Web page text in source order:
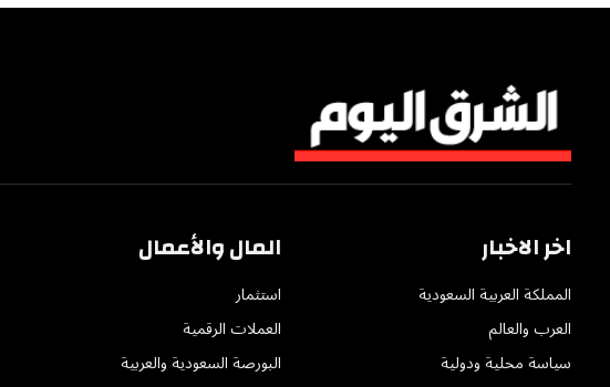
اخر الاخبار
المملكة العربية السعودية
العرب والعالم
سياسة محلية ودولية
المال والأعمال
استثمار
العملات الرقمية
البورصة السعودية والعربية